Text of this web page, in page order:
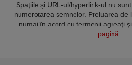
Spaţiile şi URL-ul/hyperlink-ul nu
numerotarea semnelor. Preluarea de
numai în acord cu termenii agreaţi
pagină